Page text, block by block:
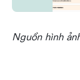
Nguồn hình